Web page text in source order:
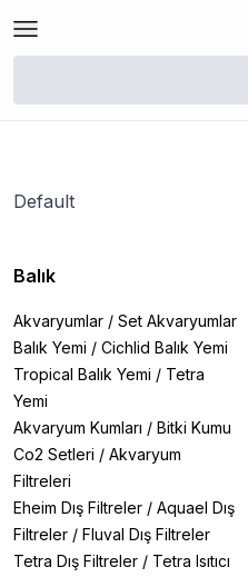
/
Default
Balık
Akvaryumlar / Set Akvaryumlar
Balık Yemi / Cichlid Balık Yemi
Tropical Balık Yemi / Tetra
Yemi
Akvaryum Kumları / Bitki Kumu
Co2 Setleri / Akvaryum
Filtreleri
Eheim Dış Filtreler / Aquael Dış
Filtreler / Fluval Dış Filtreler
Tetra Dış Filtreler / Tetra Isıtıcı